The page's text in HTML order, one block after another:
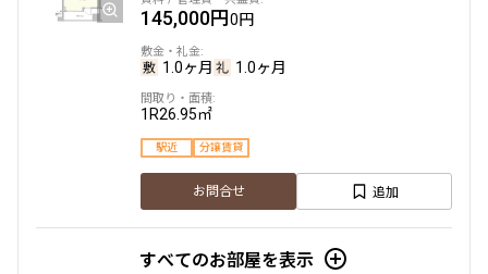
お問合せ
12階１２０２
149,000円15,000円
Studio+WIC24.58㎡
145,000円0円
1.0ヶ月 1.0ヶ月
1R26.95㎡
駅近 分譲賃貸
お問合せ 追加
すべてのお部屋を表示